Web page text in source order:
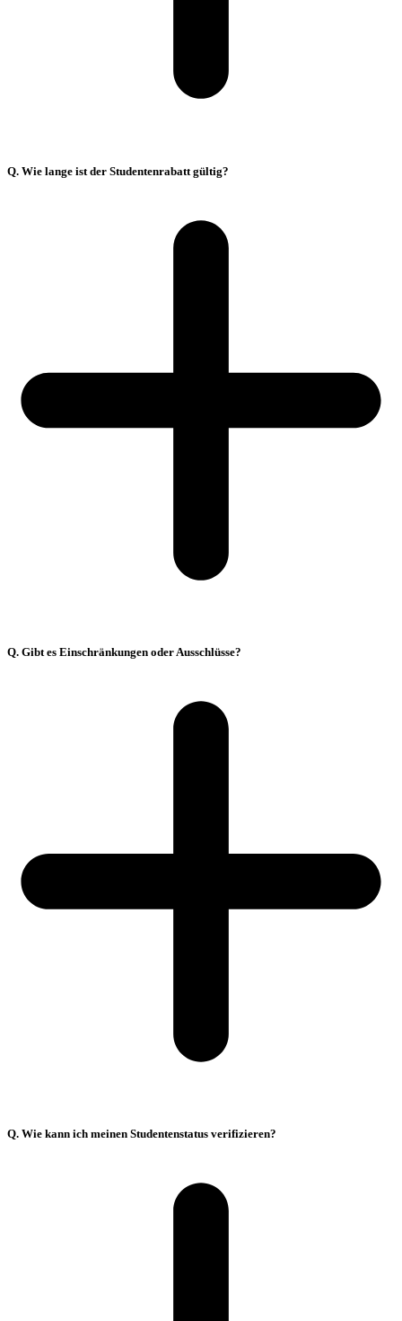
Q. Wie lange ist der Studentenrabatt gültig?
Q. Gibt es Einschränkungen oder Ausschlüsse?
Q. Wie kann ich meinen Studentenstatus verifizieren?